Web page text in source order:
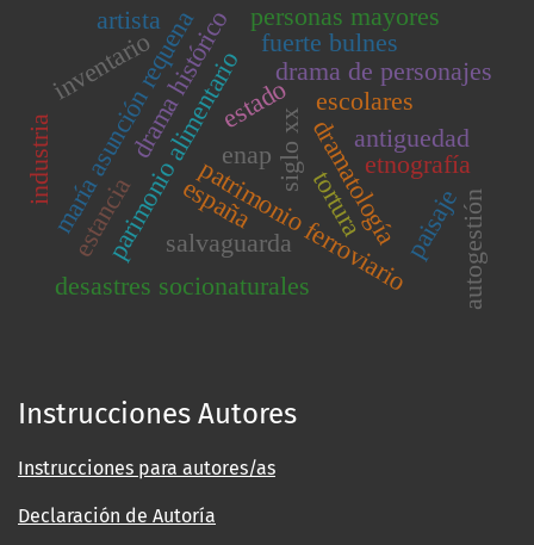
escolares
parimonio alimentariopatrimonio ferroviario
dramatología
drama de personajes
drama histórico
maría asunción requena fuerte bulnes
desastres socionaturales
personas mayores
salvaguarda
antiguedad
inventario estado
siglo xx
españa
etnografía
paisaje
enap
autogestión
tortura
industria
estancia
artista
Instrucciones Autores
Instrucciones para autores/as
Declaración de Autoría